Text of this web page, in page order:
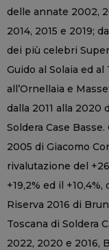
delle annate 2002,
2014, 2015 e 2019;
dei più celebri
Guido al Solaia ed
all’Ornellaia e
dalla 2011 alla 2020
Soldera Case
2005 di Giacomo
rivalutazione del
+19,2% ed il
Riserva 2016 di
Toscana di Soldera
2022, 2020 e 2016,